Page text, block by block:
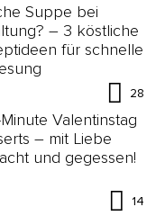
Suppe bei
– 3 köstliche
für schnelle
28
Valentinstag
– mit Liebe
und gegessen!
14